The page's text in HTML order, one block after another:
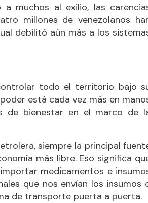
muchos al exilio, las
millones de venezolanos
debilitó aún más a los
todo el territorio bajo
está cada vez más en
de bienestar en el marco de
siempre la principal
más libre. Eso significa
medicamentos e
que nos envían los insumos
de transporte puerta a puerta.